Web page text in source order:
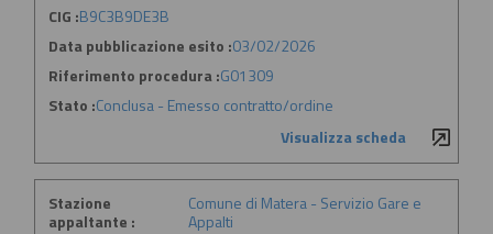
CIG :B9C3B9DE3B
Data pubblicazione esito :03/02/2026
Riferimento procedura :G01309
Stato :Conclusa - Emesso contratto/ordine
Visualizza scheda
Stazione
appaltante :
Comune di Matera - Servizio Gare e
Appalti